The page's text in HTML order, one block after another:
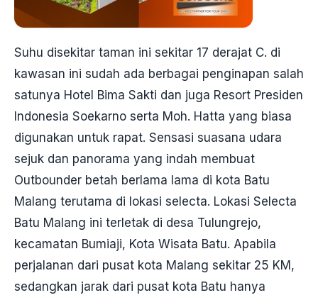
Suhu disekitar taman ini sekitar 17 derajat C. di
kawasan ini sudah ada berbagai penginapan salah
satunya Hotel Bima Sakti dan juga Resort Presiden
Indonesia Soekarno serta Moh. Hatta yang biasa
digunakan untuk rapat. Sensasi suasana udara
sejuk dan panorama yang indah membuat
Outbounder betah berlama lama di kota Batu
Malang terutama di lokasi selecta. Lokasi Selecta
Batu Malang ini terletak di desa Tulungrejo,
kecamatan Bumiaji, Kota Wisata Batu. Apabila
perjalanan dari pusat kota Malang sekitar 25 KM,
sedangkan jarak dari pusat kota Batu hanya